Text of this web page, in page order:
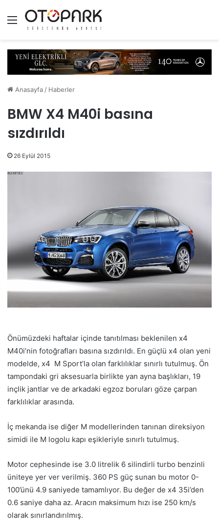
Menü
Anasayfa / Haberler
BMW X4 M40i basına
sızdırıldı
26 Eylül 2015
Önümüzdeki haftalar içinde tanıtılması beklenilen x4
M40i’nin fotoğrafları basına sızdırıldı. En güçlü x4 olan yeni
modelde, x4 M Sport’la olan farklılıklar sınırlı tutulmuş. Ön
tampondaki gri aksesuarla birlikte yan ayna başlıkları, 19
inçlik jantlar ve de arkadaki egzoz boruları göze çarpan
farklılıklar arasında.
İç mekanda ise diğer M modellerinden tanınan direksiyon
simidi ile M logolu kapı eşikleriyle sınırlı tutulmuş.
Motor cephesinde ise 3.0 litrelik 6 silindirli turbo benzinli
üniteye yer ver verilmiş. 360 PS güç sunan bu motor 0-
100’ünü 4.9 saniyede tamamlıyor. Bu değer de x4 35i’den
0.6 saniye daha az. Aracın maksimum hızı ise 250 km/s
olarak sınırlandırılmış.